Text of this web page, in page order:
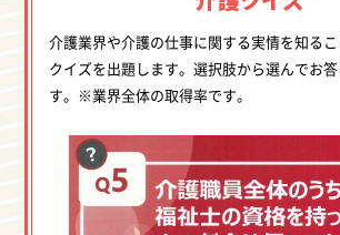
介護業界や介護の仕事に関する実情を知る
クイズを出題します。選択肢から選んでお
す。※業界全体の取得率です。